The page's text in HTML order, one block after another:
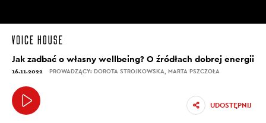
Jak zadbać o własny wellbeing? O źródłach dobrej energii
16.11.2022 PROWADZĄCY: DOROTA STROJKOWSKA, MARTA PSZCZOŁA
UDOSTĘPNIJ